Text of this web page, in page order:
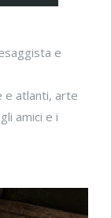
e
e atlanti, arte
amici e i